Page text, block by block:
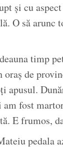
și cu
O să arunc
timp
oraș de
fost
E frumos,
pedala